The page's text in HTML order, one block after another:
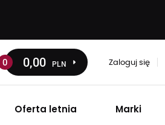
0 0,00 PLN Zaloguj się
Oferta letnia Marki